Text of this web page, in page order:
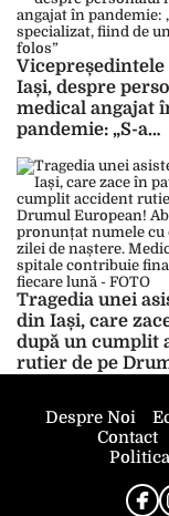
Vicepreședintele
Iași, despre
medical angajat
pandemie: „S-a
real folos”
Tragedia unei
din Iași, care
după un cumplit
rutier de pe
pronunțat
ocazia zilei de
Medicii din
contribuie
fiecare lună –
Despre Noi
Contact